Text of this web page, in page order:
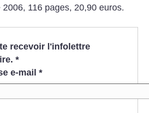
2006, 116 pages, 20,90 euros.
recevoir l'infolettre
*
e-mail *